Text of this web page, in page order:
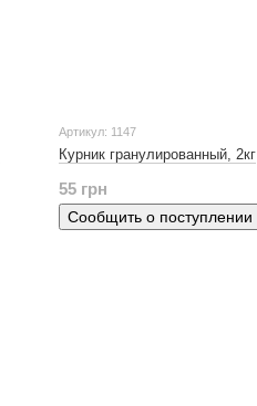
Артикул: 1147
Курник гранулированный, 2кг
55 грн
Сообщить о поступлении